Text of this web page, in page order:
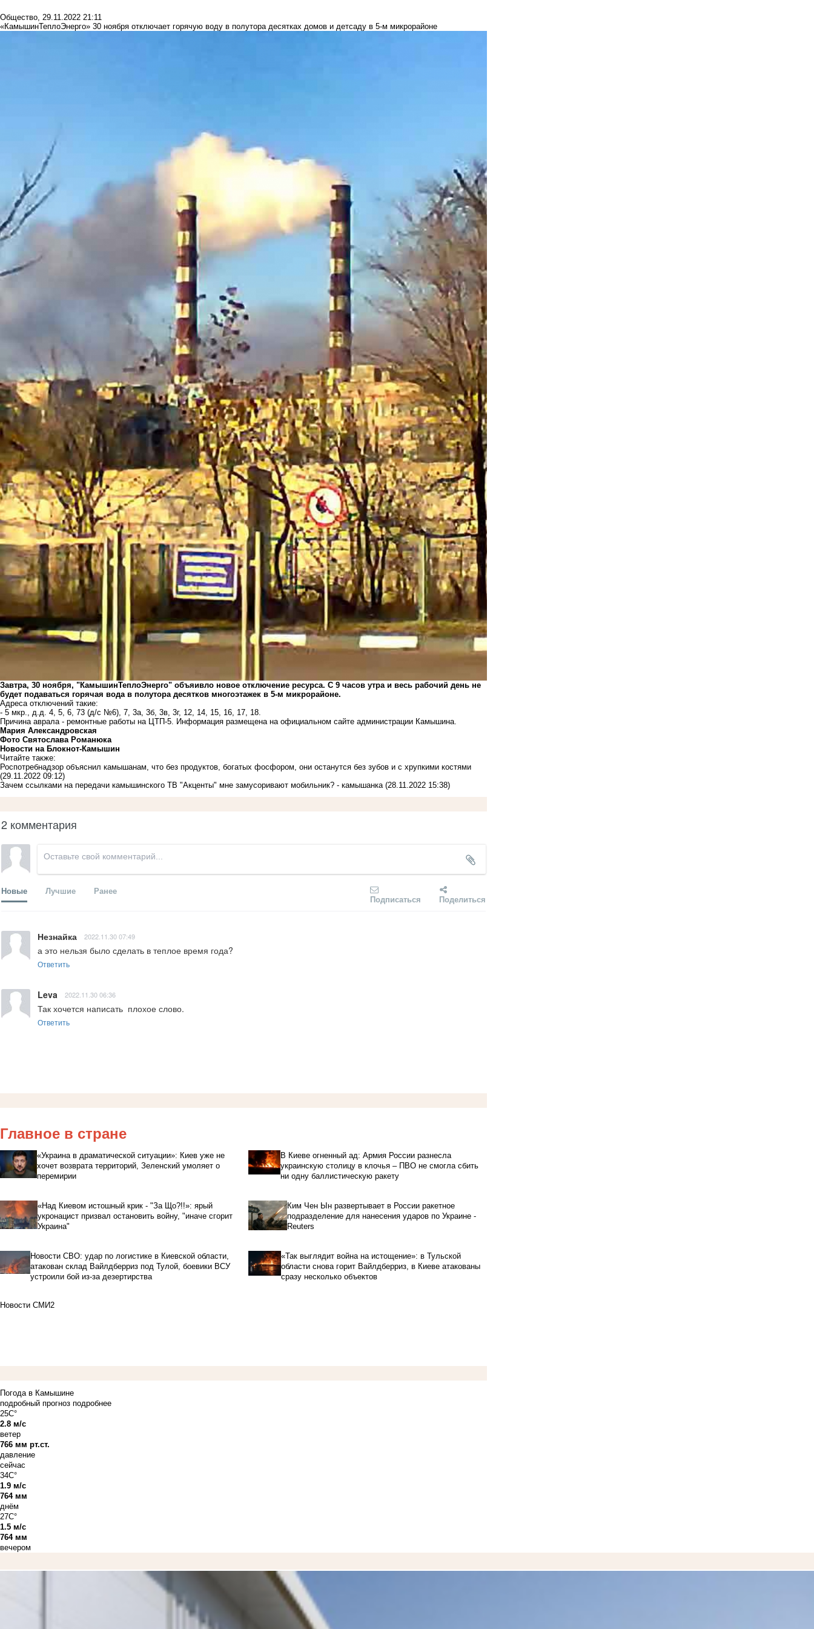
Общество, 29.11.2022 21:11
«КамышинТеплоЭнерго» 30 ноября отключает горячую воду в полутора десятках домов и детсаду в 5-м микрорайоне
Завтра, 30 ноября, "КамышинТеплоЭнерго" объяивло новое отключение ресурса. С 9 часов утра и весь рабочий день не
будет подаваться горячая вода в полутора десятков многоэтажек в 5-м микрорайоне.
Адреса отключений такие:
- 5 мкр., д.д. 4, 5, 6, 73 (д/с №6), 7, 3а, 3б, 3в, 3г, 12, 14, 15, 16, 17, 18.
Причина аврала - ремонтные работы на ЦТП-5. Информация размещена на официальном сайте администрации Камышина.
Мария Александровская
Фото Святослава Романюка
Новости на Блoкнoт-Камышин
Читайте также:
Роспотребнадзор объяснил камышанам, что без продуктов, богатых фосфором, они останутся без зубов и с хрупкими костями
(29.11.2022 09:12)
Зачем ссылками на передачи камышинского ТВ "Акценты" мне замусоривают мобильник? - камышанка (28.11.2022 15:38)
2 комментария
Новые Лучшие Ранее
Подписаться Поделиться
Незнайка 2022.11.30 07:49
а это нельзя было сделать в теплое время года?
Ответить
Leva 2022.11.30 06:36
Так хочется написать  плохое слово.
Ответить
Главное в стране
«Украина в драматической ситуации»: Киев уже не
хочет возврата территорий, Зеленский умоляет о
перемирии
В Киеве огненный ад: Армия России разнесла
украинскую столицу в клочья – ПВО не смогла сбить
ни одну баллистическую ракету
«Над Киевом истошный крик - "За Що?!!»: ярый
укронацист призвал остановить войну, "иначе сгорит
Украина"
Ким Чен Ын развертывает в России ракетное
подразделение для нанесения ударов по Украине -
Reuters
Новости СВО: удар по логистике в Киевской области,
атакован склад Вайлдберриз под Тулой, боевики ВСУ
устроили бой из-за дезертирства
«Так выглядит война на истощение»: в Тульской
области снова горит Вайлдберриз, в Киеве атакованы
сразу несколько объектов
Новости СМИ2
Погода в Камышине
подробный прогноз подробнее
25C°
2.8 м/с
ветер
766 мм рт.ст.
давление
сейчас
34C°
1.9 м/с
764 мм
днём
27C°
1.5 м/с
764 мм
вечером